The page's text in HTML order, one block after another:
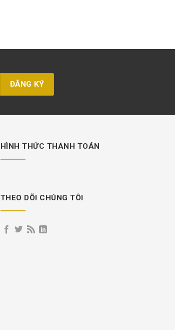
HÌNH THỨC THANH TOÁN
THEO DÕI CHÚNG TÔI